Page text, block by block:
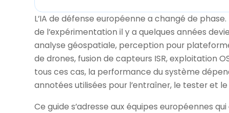
L’IA de défense européenne a changé de
de l’expérimentation il y a quelques années
analyse géospatiale, perception pour
de drones, fusion de capteurs ISR, exploitation
tous ces cas, la performance du système
annotées utilisées pour l’entraîner, le tester et le
Ce guide s’adresse aux équipes européennes